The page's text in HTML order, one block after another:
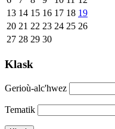
13 14 15 16 17 18 19
20 21 22 23 24 25 26
27 28 29 30
Klask
Gerioù-alc'hwez
Tematik